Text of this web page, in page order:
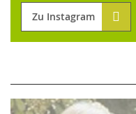
Zu Instagram